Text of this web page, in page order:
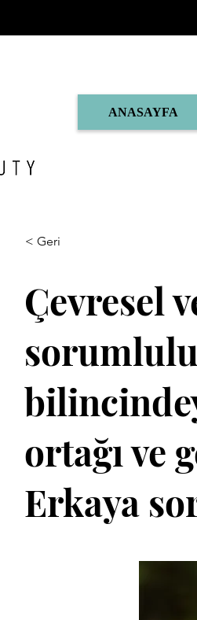
ANASAYFA
< Geri
Çevresel
ortağı ve
Erkaya